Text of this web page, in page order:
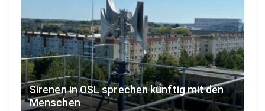
Sirenen in OSL sprechen künftig mit den
Menschen